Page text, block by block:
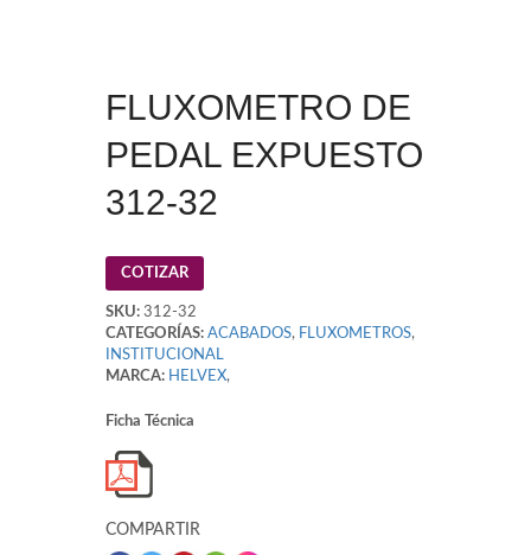
FLUXOMETRO DE
PEDAL EXPUESTO
312-32
COTIZAR
SKU: 312-32
CATEGORÍAS: ACABADOS, FLUXOMETROS,
INSTITUCIONAL
MARCA: HELVEX,
Ficha Técnica
COMPARTIR